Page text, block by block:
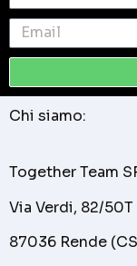
Chi siamo:
Together Team
Via Verdi, 82/50T
87036 Rende